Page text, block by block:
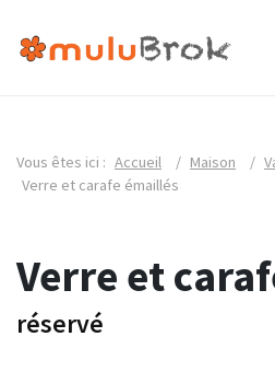
Vous êtes ici : Accueil / Maison /
Verre et carafe émaillés
Verre et
réservé